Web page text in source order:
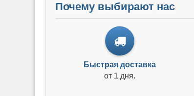
Почему выбирают нас
Быстрая доставка
от 1 дня.